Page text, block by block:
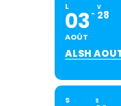
L
03
AOÛT
V
28
ALSH
S S